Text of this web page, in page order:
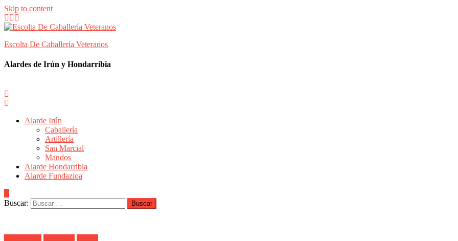
Skip to content
Escolta De Caballería Veteranos
Alardes de Irún y Hondarribia
Alarde Irún
Caballería
Artillería
San Marcial
Mandos
Alarde Hondarribia
Alarde Fundazioa
Buscar: